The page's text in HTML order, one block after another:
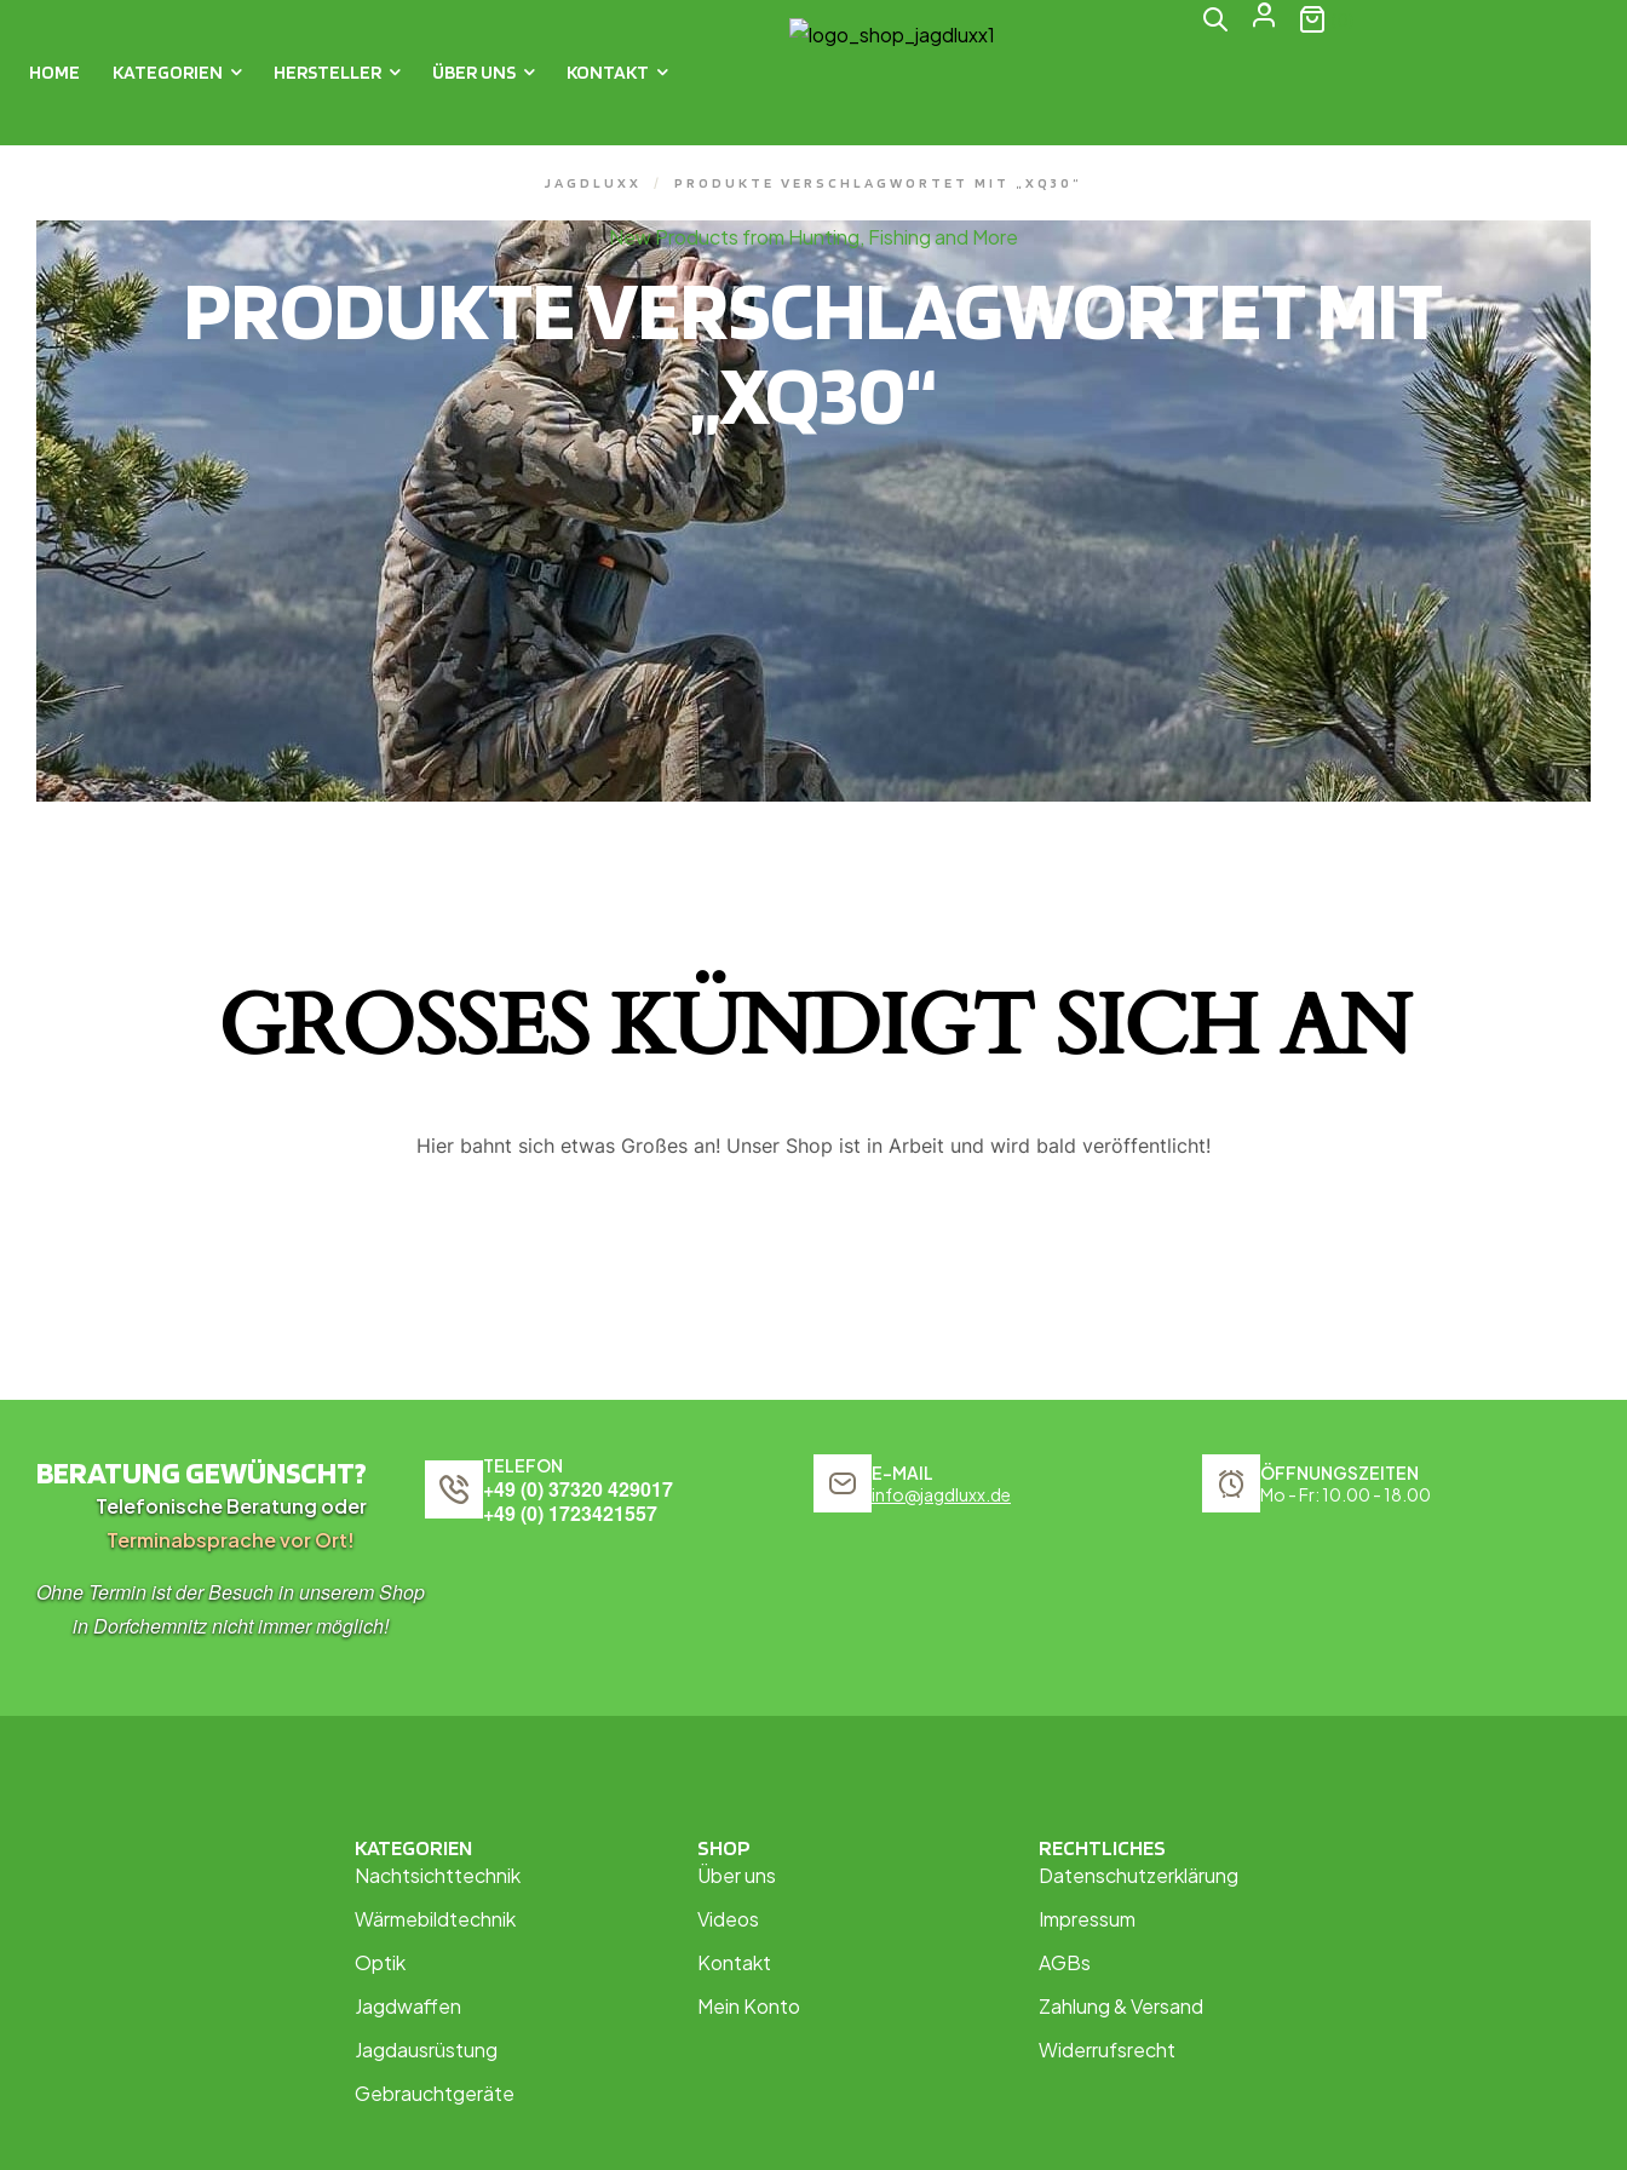
HOME KATEGORIEN HERSTELLER ÜBER UNS KONTAKT
JAGDLUXX / PRODUKTE VERSCHLAGWORTET MIT „XQ30“
New Products from Hunting, Fishing and More
PRODUKTE VERSCHLAGWORTET MIT
„XQ30“
GROSSES KÜNDIGT SICH AN
Hier bahnt sich etwas Großes an! Unser Shop ist in Arbeit und wird bald veröffentlicht!
BERATUNG GEWÜNSCHT?
Telefonische Beratung oder
Terminabsprache vor Ort!
Ohne Termin ist der Besuch in unserem Shop
in Dorfchemnitz nicht immer möglich!
TELEFON
+49 (0) 37320 429017
+49 (0) 1723421557
E-MAIL
info@jagdluxx.de
ÖFFNUNGSZEITEN
Mo - Fr: 10.00 - 18.00
KATEGORIEN
Nachtsichttechnik
Wärmebildtechnik
Optik
Jagdwaffen
Jagdausrüstung
Gebrauchtgeräte
SHOP
Über uns
Videos
Kontakt
Mein Konto
RECHTLICHES
Datenschutzerklärung
Impressum
AGBs
Zahlung & Versand
Widerrufsrecht